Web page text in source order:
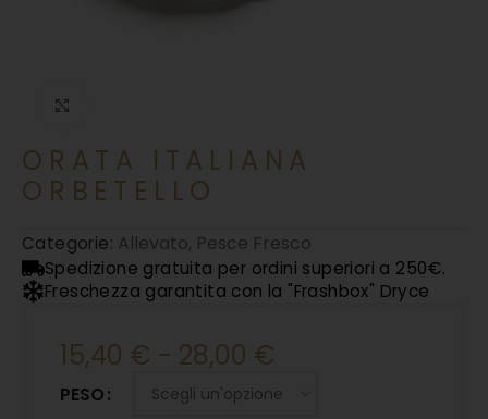
ORATA ITALIANA
ORBETELLO
Categorie: Allevato, Pesce Fresco
Spedizione gratuita per ordini superiori a 250€.
Freschezza garantita con la "Frashbox" Dryce
15,40 € - 28,00 €
PESO